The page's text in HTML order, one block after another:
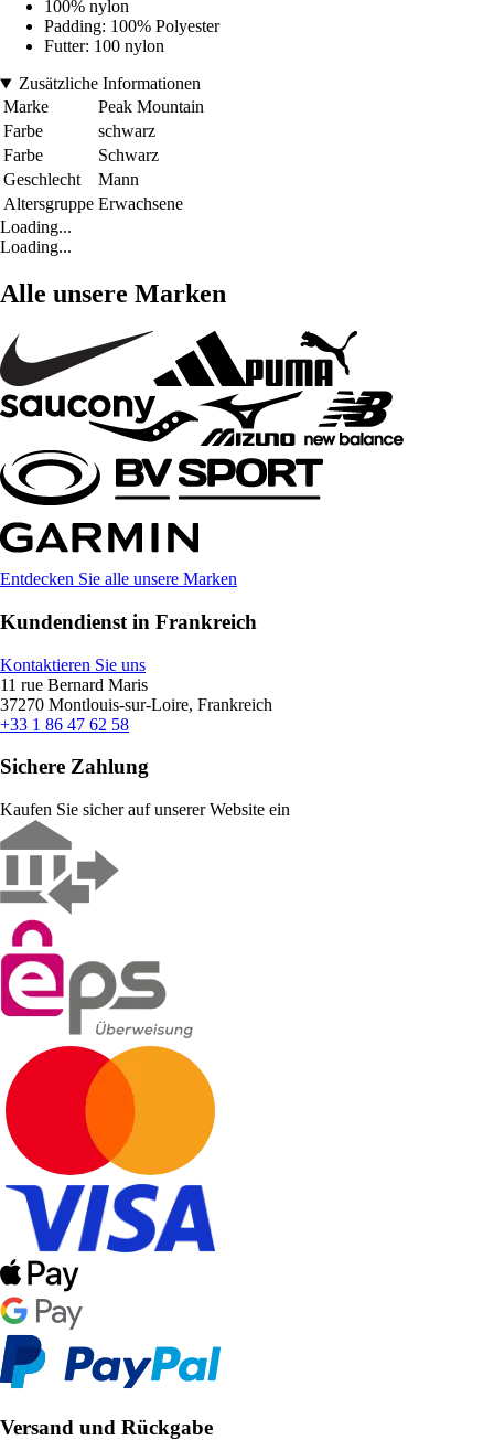
100% nylon
Padding: 100% Polyester
Futter: 100 nylon
Zusätzliche Informationen
Marke
Peak Mountain
Farbe
schwarz
Farbe
Schwarz
Geschlecht
Mann
Altersgruppe Erwachsene
Loading...
Loading...
Alle unsere Marken
Entdecken Sie alle unsere Marken
Kundendienst in Frankreich
Kontaktieren Sie uns
11 rue Bernard Maris
37270 Montlouis-sur-Loire, Frankreich
+33 1 86 47 62 58
Sichere Zahlung
Kaufen Sie sicher auf unserer Website ein
Versand und Rückgabe